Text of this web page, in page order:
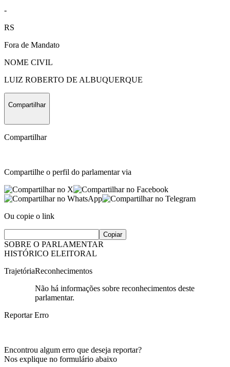
-
RS
Fora de Mandato
NOME CIVIL
LUIZ ROBERTO DE ALBUQUERQUE
Compartilhar
Compartilhar
Compartilhe o perfil do parlamentar via
Ou copie o link
Copiar
SOBRE O PARLAMENTAR
HISTÓRICO ELEITORAL
TrajetóriaReconhecimentos
Não há informações sobre reconhecimentos deste
parlamentar.
Reportar Erro
Encontrou algum erro que deseja reportar?
Nos explique no formulário abaixo